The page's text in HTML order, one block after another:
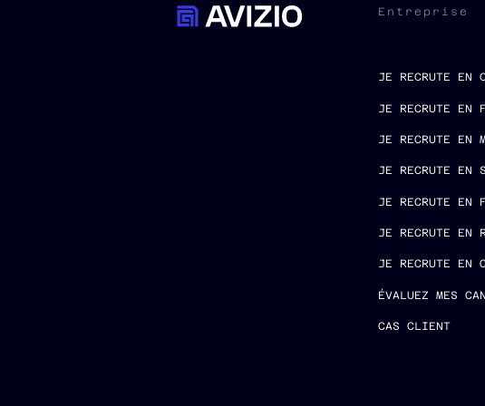
Entreprise
JE RECRUTE EN
JE RECRUTE EN
JE RECRUTE EN
JE RECRUTE EN
JE RECRUTE EN
JE RECRUTE EN
JE RECRUTE EN
ÉVALUEZ MES
CAS CLIENT